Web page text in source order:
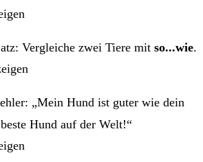
Vergleiche zwei Tiere mit so...wie.
„Mein Hund ist guter wie dein
Hund auf der Welt!“